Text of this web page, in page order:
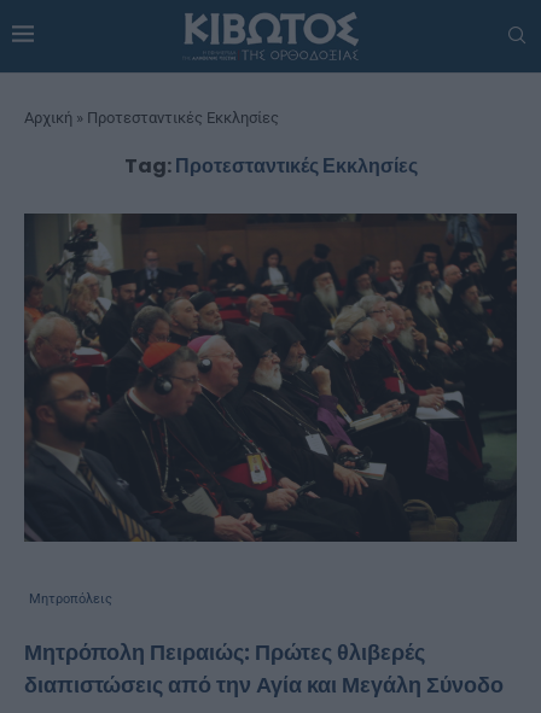
Αρχική » Προτεσταντικές Εκκλησίες
Tag:Προτεσταντικές Εκκλησίες
Μητροπόλεις
Μητρόπολη Πειραιώς: Πρώτες θλιβερές
διαπιστώσεις από την Αγία και Μεγάλη Σύνοδο